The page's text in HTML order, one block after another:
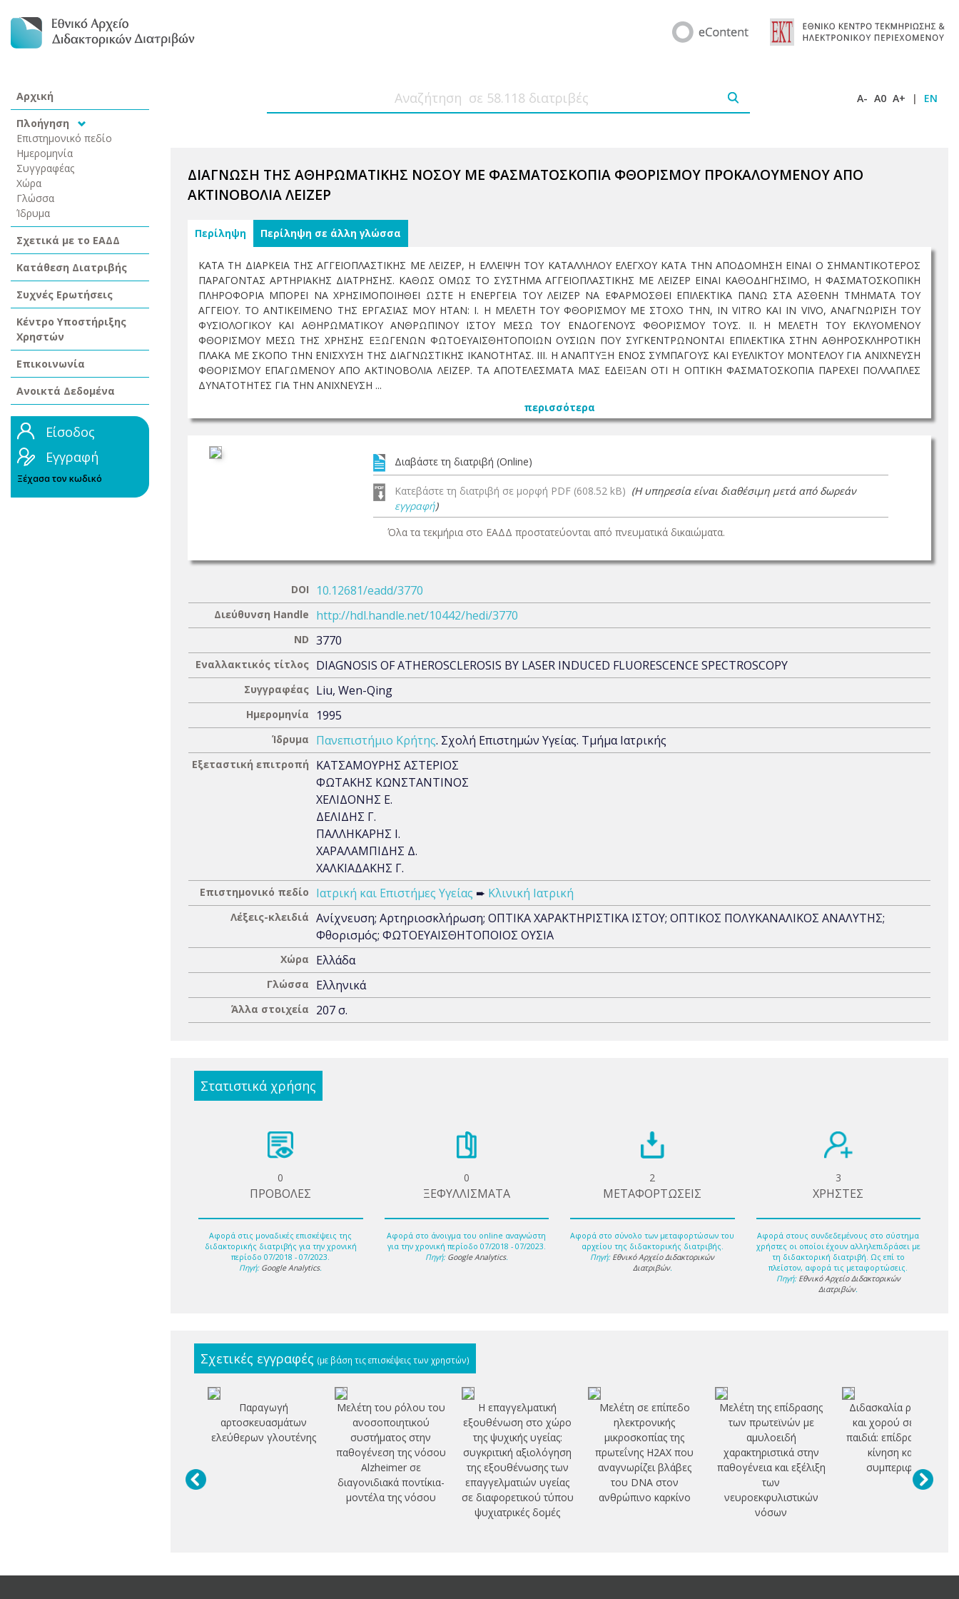
Αρχική
Πλοήγηση
Επιστημονικό πεδίο
Ημερομηνία
Συγγραφέας
Χώρα
Γλώσσα
Ίδρυμα
Σχετικά με το ΕΑΔΔ
Κατάθεση Διατριβής
Συχνές Ερωτήσεις
Κέντρο Υποστήριξης
Χρηστών
Επικοινωνία
Ανοικτά Δεδομένα
Είσοδος
Εγγραφή
Ξέχασα τον κωδικό
A- A0 A+ | EN
ΔΙΑΓΝΩΣΗ ΤΗΣ ΑΘΗΡΩΜΑΤΙΚΗΣ ΝΟΣΟΥ ΜΕ ΦΑΣΜΑΤΟΣΚΟΠΙΑ ΦΘΟΡΙΣΜΟΥ ΠΡΟΚΑΛΟΥΜΕΝΟΥ ΑΠΟ
ΑΚΤΙΝΟΒΟΛΙΑ ΛΕΙΖΕΡ
Περίληψη Περίληψη σε άλλη γλώσσα
ΚΑΤΑ ΤΗ ΔΙΑΡΚΕΙΑ ΤΗΣ ΑΓΓΕΙΟΠΛΑΣΤΙΚΗΣ ΜΕ ΛΕΙΖΕΡ, Η ΕΛΛΕΙΨΗ ΤΟΥ ΚΑΤΑΛΛΗΛΟΥ ΕΛΕΓΧΟΥ ΚΑΤΑ ΤΗΝ ΑΠΟΔΟΜΗΣΗ ΕΙΝΑΙ Ο ΣΗΜΑΝΤΙΚΟΤΕΡΟΣ
ΠΑΡΑΓΟΝΤΑΣ ΑΡΤΗΡΙΑΚΗΣ ΔΙΑΤΡΗΣΗΣ. ΚΑΘΩΣ ΟΜΩΣ ΤΟ ΣΥΣΤΗΜΑ ΑΓΓΕΙΟΠΛΑΣΤΙΚΗΣ ΜΕ ΛΕΙΖΕΡ ΕΙΝΑΙ ΚΑΘΟΔΗΓΗΣΙΜΟ, Η ΦΑΣΜΑΤΟΣΚΟΠΙΚΗ
ΠΛΗΡΟΦΟΡΙΑ ΜΠΟΡΕΙ ΝΑ ΧΡΗΣΙΜΟΠΟΙΗΘΕΙ ΩΣΤΕ Η ΕΝΕΡΓΕΙΑ ΤΟΥ ΛΕΙΖΕΡ ΝΑ ΕΦΑΡΜΟΣΘΕΙ ΕΠΙΛΕΚΤΙΚΑ ΠΑΝΩ ΣΤΑ ΑΣΘΕΝΗ ΤΜΗΜΑΤΑ ΤΟΥ
ΑΓΓΕΙΟΥ. ΤΟ ΑΝΤΙΚΕΙΜΕΝΟ ΤΗΣ ΕΡΓΑΣΙΑΣ ΜΟΥ ΗΤΑΝ: I. H ΜΕΛΕΤΗ ΤΟΥ ΦΘΟΡΙΣΜΟΥ ΜΕ ΣΤΟΧΟ ΤΗΝ, IN VITRO ΚΑΙ IN VIVO, ΑΝΑΓΝΩΡΙΣΗ ΤΟΥ
ΦΥΣΙΟΛΟΓΙΚΟΥ ΚΑΙ ΑΘΗΡΩΜΑΤΙΚΟΥ ΑΝΘΡΩΠΙΝΟΥ ΙΣΤΟΥ ΜΕΣΩ ΤΟΥ ΕΝΔΟΓΕΝΟΥΣ ΦΘΟΡΙΣΜΟΥ ΤΟΥΣ. ΙΙ. Η ΜΕΛΕΤΗ ΤΟΥ ΕΚΛΥΟΜΕΝΟΥ
ΦΘΟΡΙΣΜΟΥ ΜΕΣΩ ΤΗΣ ΧΡΗΣΗΣ ΕΞΩΓΕΝΩΝ ΦΩΤΟΕΥΑΙΣΘΗΤΟΠΟΙΩΝ ΟΥΣΙΩΝ ΠΟΥ ΣΥΓΚΕΝΤΡΩΝΟΝΤΑΙ ΕΠΙΛΕΚΤΙΚΑ ΣΤΗΝ ΑΘΗΡΟΣΚΛΗΡΟΤΙΚΗ
ΠΛΑΚΑ ΜΕ ΣΚΟΠΟ ΤΗΝ ΕΝΙΣΧΥΣΗ ΤΗΣ ΔΙΑΓΝΩΣΤΙΚΗΣ ΙΚΑΝΟΤΗΤΑΣ. ΙΙΙ. Η ΑΝΑΠΤΥΞΗ ΕΝΟΣ ΣΥΜΠΑΓΟΥΣ ΚΑΙ ΕΥΕΛΙΚΤΟΥ ΜΟΝΤΕΛΟΥ ΓΙΑ ΑΝΙΧΝΕΥΣΗ
ΦΘΟΡΙΣΜΟΥ ΕΠΑΓΩΜΕΝΟΥ ΑΠΟ ΑΚΤΙΝΟΒΟΛΙΑ ΛΕΙΖΕΡ. ΤΑ ΑΠΟΤΕΛΕΣΜΑΤΑ ΜΑΣ ΕΔΕΙΞΑΝ ΟΤΙ Η ΟΠΤΙΚΗ ΦΑΣΜΑΤΟΣΚΟΠΙΑ ΠΑΡΕΧΕΙ ΠΟΛΛΑΠΛΕΣ
ΔΥΝΑΤΟΤΗΤΕΣ ΓΙΑ ΤΗΝ ΑΝΙΧΝΕΥΣΗ ...
περισσότερα
Διαβάστε τη διατριβή (Online)
Κατεβάστε τη διατριβή σε μορφή PDF (608.52 kB) (Η υπηρεσία είναι διαθέσιμη μετά από δωρεάν
εγγραφή)
Όλα τα τεκμήρια στο ΕΑΔΔ προστατεύονται από πνευματικά δικαιώματα.
DOI 10.12681/eadd/3770
Διεύθυνση Handle http://hdl.handle.net/10442/hedi/3770
ND 3770
Εναλλακτικός τίτλος DIAGNOSIS OF ATHEROSCLEROSIS BY LASER INDUCED FLUORESCENCE SPECTROSCOPY
Συγγραφέας Liu, Wen-Qing
Ημερομηνία 1995
Ίδρυμα Πανεπιστήμιο Κρήτης. Σχολή Επιστημών Υγείας. Τμήμα Ιατρικής
Εξεταστική επιτροπή
ΚΑΤΣΑΜΟΥΡΗΣ ΑΣΤΕΡΙΟΣ
ΦΩΤΑΚΗΣ ΚΩΝΣΤΑΝΤΙΝΟΣ
ΧΕΛΙΔΟΝΗΣ Ε.
ΔΕΛΙΔΗΣ Γ.
ΠΑΛΛΗΚΑΡΗΣ Ι.
ΧΑΡΑΛΑΜΠΙΔΗΣ Δ.
ΧΑΛΚΙΑΔΑΚΗΣ Γ.
Επιστημονικό πεδίο Ιατρική και Επιστήμες Υγείας ➨ Κλινική Ιατρική
Λέξεις-κλειδιά Ανίχνευση; Αρτηριοσκλήρωση; ΟΠΤΙΚΑ ΧΑΡΑΚΤΗΡΙΣΤΙΚΑ ΙΣΤΟΥ; ΟΠΤΙΚΟΣ ΠΟΛΥΚΑΝΑΛΙΚΟΣ ΑΝΑΛΥΤΗΣ;
Φθορισμός; ΦΩΤΟΕΥΑΙΣΘΗΤΟΠΟΙΟΣ ΟΥΣΙΑ
Χώρα Ελλάδα
Γλώσσα Ελληνικά
Άλλα στοιχεία 207 σ.
Στατιστικά χρήσης
0
ΠΡΟΒΟΛΕΣ
Αφορά στις μοναδικές επισκέψεις της
διδακτορικής διατριβής για την χρονική
περίοδο 07/2018 - 07/2023.
Πηγή: Google Analytics.
0
ΞΕΦΥΛΛΙΣΜΑΤΑ
Αφορά στο άνοιγμα του online αναγνώστη
για την χρονική περίοδο 07/2018 - 07/2023.
Πηγή: Google Analytics.
2
ΜΕΤΑΦΟΡΤΩΣΕΙΣ
Αφορά στο σύνολο των μεταφορτώσων του
αρχείου της διδακτορικής διατριβής.
Πηγή: Εθνικό Αρχείο Διδακτορικών
Διατριβών.
3
ΧΡΗΣΤΕΣ
Αφορά στους συνδεδεμένους στο σύστημα
χρήστες οι οποίοι έχουν αλληλεπιδράσει με
τη διδακτορική διατριβή. Ως επί το
πλείστον, αφορά τις μεταφορτώσεις.
Πηγή: Εθνικό Αρχείο Διδακτορικών
Διατριβών.
Σχετικές εγγραφές (με βάση τις επισκέψεις των χρηστών)
Παραγωγή
αρτοσκευασμάτων
ελεύθερων γλουτένης
Μελέτη του ρόλου του
ανοσοποιητικού
συστήματος στην
παθογένεση της νόσου
Alzheimer σε
διαγονιδιακά ποντίκια-
μοντέλα της νόσου
Η επαγγελματική
εξουθένωση στο χώρο
της ψυχικής υγείας:
συγκριτική αξιολόγηση
της εξουθένωσης των
επαγγελματιών υγείας
σε διαφορετικού τύπου
ψυχιατρικές δομές
Μελέτη σε επίπεδο
ηλεκτρονικής
μικροσκοπίας της
πρωτεΐνης H2AX που
αναγνωρίζει βλάβες
του DNA στον
ανθρώπινο καρκίνο
Μελέτη της επίδρασης
των πρωτεϊνών με
αμυλοειδή
χαρακτηριστικά στην
παθογένεια και εξέλιξη
των
νευροεκφυλιστικών
νόσων
Διδασκαλία ρυθμικής
και χορού σε κωφά
παιδιά: επίδραση στην
κίνηση και τη
συμπεριφορά